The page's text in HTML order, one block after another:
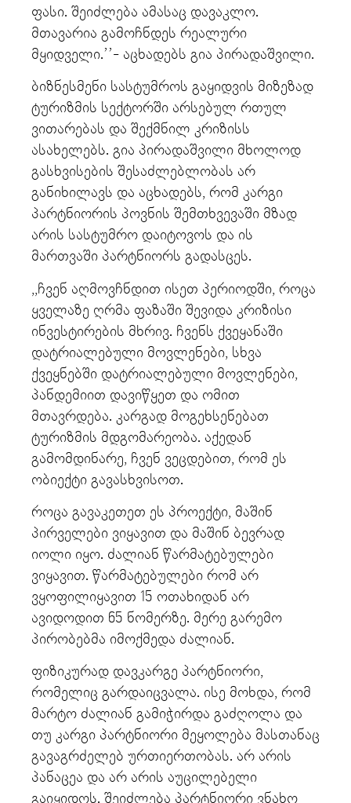
ფასი. შეიძლება ამასაც დავაკლო.
მთავარია გამოჩნდეს რეალური
მყიდველი.’’- აცხადებს გია პირადაშვილი.
ბიზნესმენი სასტუმროს გაყიდვის მიზეზად
ტურიზმის სექტორში არსებულ რთულ
ვითარებას და შექმნილ კრიზისს
ასახელებს. გია პირადაშვილი მხოლოდ
გასხვისების შესაძლებლობას არ
განიხილავს და აცხადებს, რომ კარგი
პარტნიორის პოვნის შემთხვევაში მზად
არის სასტუმრო დაიტოვოს და ის
მართვაში პარტნიორს გადასცეს.
,,ჩვენ აღმოვჩნდით ისეთ პერიოდში, როცა
ყველაზე ღრმა ფაზაში შევიდა კრიზისი
ინვესტირების მხრივ. ჩვენს ქვეყანაში
დატრიალებული მოვლენები, სხვა
ქვეყნებში დატრიალებული მოვლენები,
პანდემიით დავიწყეთ და ომით
მთავრდება. კარგად მოგეხსენებათ
ტურიზმის მდგომარეობა. აქედან
გამომდინარე, ჩვენ ვეცდებით, რომ ეს
ობიექტი გავასხვისოთ.
როცა გავაკეთეთ ეს პროექტი, მაშინ
პირველები ვიყავით და მაშინ ბევრად
იოლი იყო. ძალიან წარმატებულები
ვიყავით. წარმატებულები რომ არ
ვყოფილიყავით 15 ოთახიდან არ
ავიდოდით 65 ნომერზე. მერე გარემო
პირობებმა იმოქმედა ძალიან.
ფიზიკურად დავკარგე პარტნიორი,
რომელიც გარდაიცვალა. ისე მოხდა, რომ
მარტო ძალიან გამიჭირდა გაძღოლა და
თუ კარგი პარტნიორი მეყოლება მასთანაც
გავაგრძელებ ურთიერთობას. არ არის
პანაცეა და არ არის აუცილებელი
გაიყიდოს. შეიძლება პარტნიორი ვნახო